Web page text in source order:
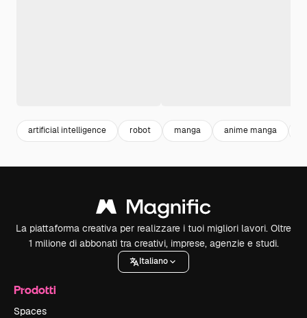
artificial intelligence robot manga anime manga
La piattaforma creativa per realizzare i tuoi migliori lavori. Oltre
1 milione di abbonati tra creativi, imprese, agenzie e studi.
Italiano
Prodotti
Spaces